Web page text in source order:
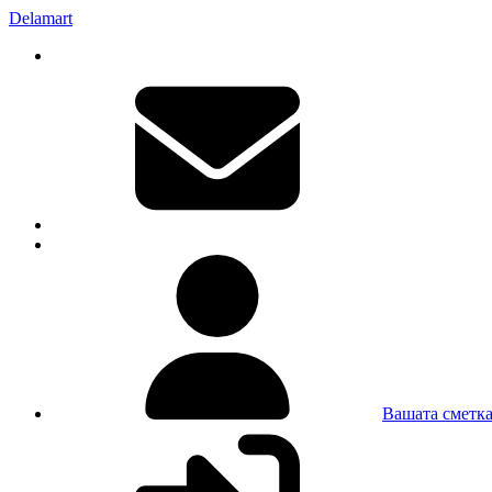
Delamart
Вашата сметка